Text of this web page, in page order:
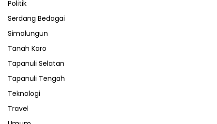
Politik
Serdang Bedagai
Simalungun
Tanah Karo
Tapanuli Selatan
Tapanuli Tengah
Teknologi
Travel